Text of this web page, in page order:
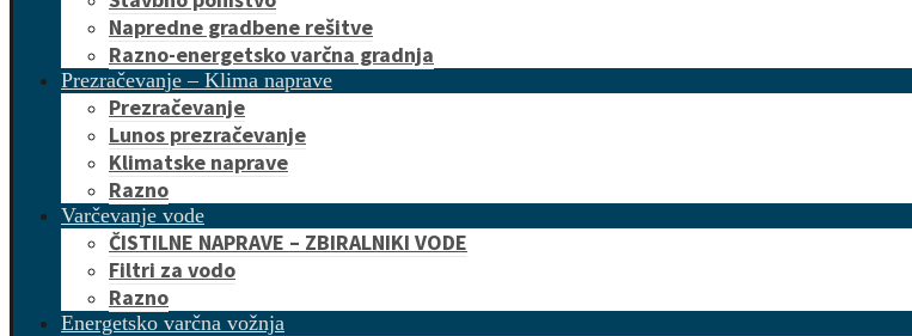
Napredne gradbene rešitve
Razno-energetsko varčna gradnja
Prezračevanje – Klima naprave
Prezračevanje
Lunos prezračevanje
Klimatske naprave
Razno
Varčevanje vode
ČISTILNE NAPRAVE – ZBIRALNIKI VODE
Filtri za vodo
Razno
Energetsko varčna vožnja